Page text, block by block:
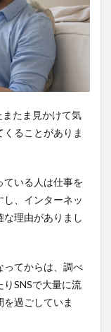
たま見かけて気
ることがありま
ている人は仕事を
し、インターネッ
な理由がありまし
ってからは、調べ
SNSで大量に流
過ごしていま